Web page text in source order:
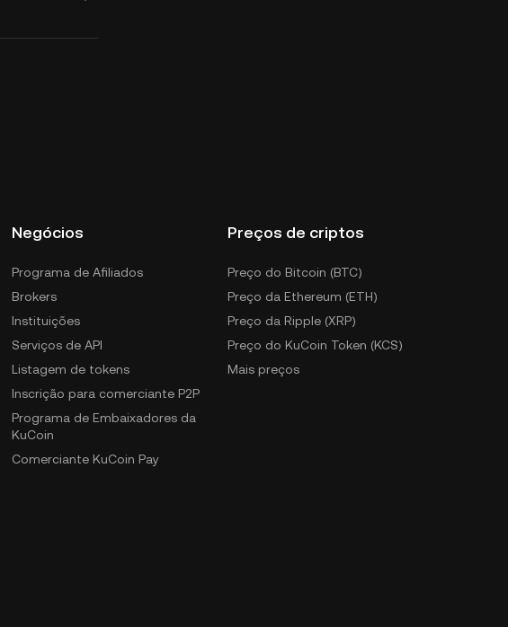
Negócios
Programa de Afiliados
Brokers
Instituições
Serviços de API
Listagem de tokens
Inscrição para comerciante P2P
Programa de Embaixadores da
KuCoin
Comerciante KuCoin Pay
Preços de criptos
Preço do Bitcoin (BTC)
Preço da Ethereum (ETH)
Preço da Ripple (XRP)
Preço do KuCoin Token (KCS)
Mais preços